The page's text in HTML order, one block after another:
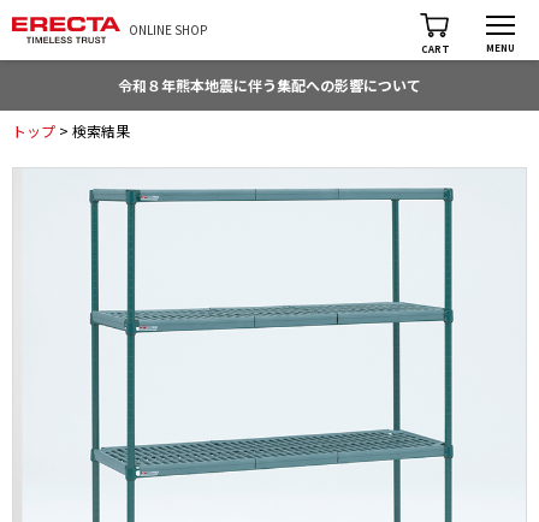
ONLINE SHOP
CART MENU
令和８年熊本地震に伴う集配への影響について
トップ > 検索結果